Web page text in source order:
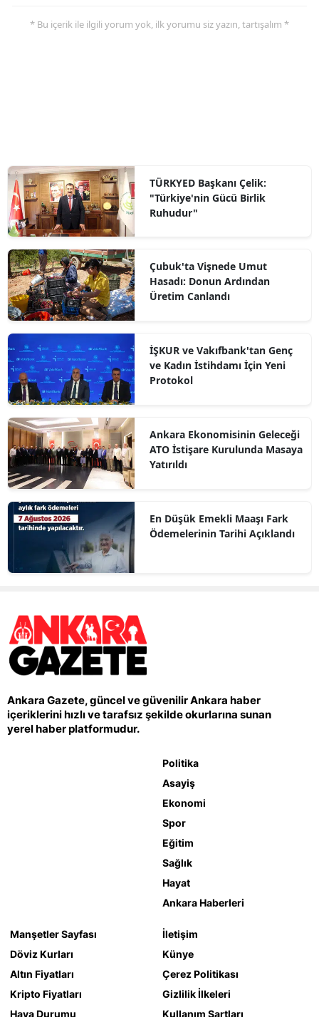
* Bu içerik ile ilgili yorum yok, ilk yorumu siz yazın, tartışalım *
TÜRKYED Başkanı Çelik:
"Türkiye'nin Gücü Birlik
Ruhudur"
Çubuk'ta Vişnede Umut
Hasadı: Donun Ardından
Üretim Canlandı
İŞKUR ve Vakıfbank'tan Genç
ve Kadın İstihdamı İçin Yeni
Protokol
Ankara Ekonomisinin Geleceği
ATO İstişare Kurulunda Masaya
Yatırıldı
En Düşük Emekli Maaşı Fark
Ödemelerinin Tarihi Açıklandı
Ankara Gazete, güncel ve güvenilir Ankara haber
içeriklerini hızlı ve tarafsız şekilde okurlarına sunan
yerel haber platformudur.
Politika
Asayiş
Ekonomi
Spor
Eğitim
Sağlık
Hayat
Ankara Haberleri
Manşetler Sayfası
Döviz Kurları
Altın Fiyatları
Kripto Fiyatları
Hava Durumu
İletişim
Künye
Çerez Politikası
Gizlilik İlkeleri
Kullanım Şartları